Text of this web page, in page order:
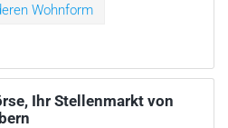
Wohnform
Ihr Stellenmarkt von